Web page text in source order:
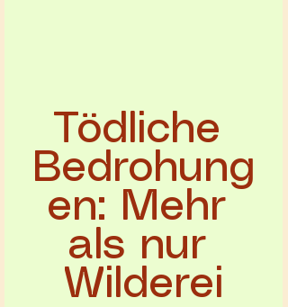
Tödliche
Bedrohung
en: Mehr
als nur
Wilderei